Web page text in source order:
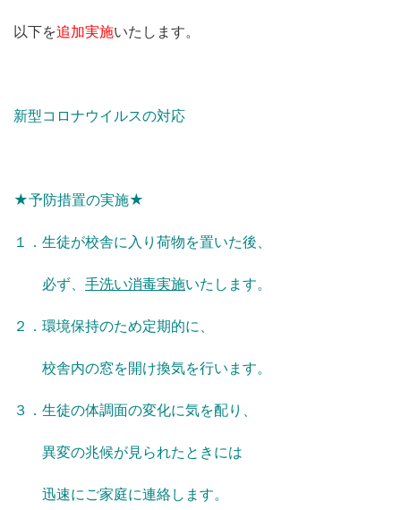
以下を追加実施いたします。
新型コロナウイルスの対応
★予防措置の実施★
１．生徒が校舎に入り荷物を置いた後、
必ず、 手洗い消毒実施いたします。
２．環境保持のため定期的に、
校舎内の窓を開け換気を行います。
３．生徒の体調面の変化に気を配り、
異変の兆候が見られたときには
迅速にご家庭に連絡します。